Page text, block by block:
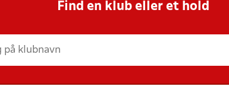
Find en klub eller et hold